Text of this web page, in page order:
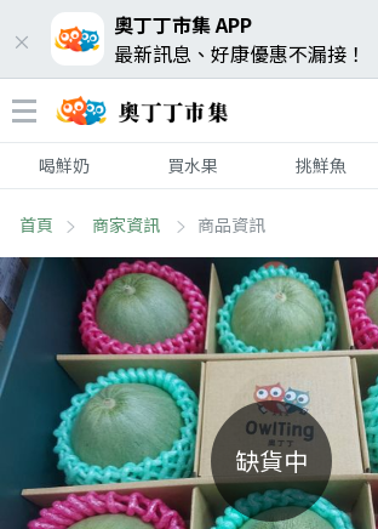
奧丁丁市集 APP
最新訊息、好康優惠不漏接！
喝鮮奶 買水果 挑鮮魚
首頁 商家資訊 商品資訊
缺貨中